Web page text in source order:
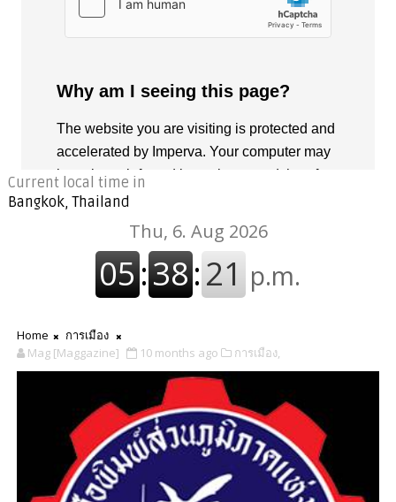
Current local time in
Bangkok, Thailand
Home
การเมือง
Mag [Maggazine]
10 months ago การเมือง,